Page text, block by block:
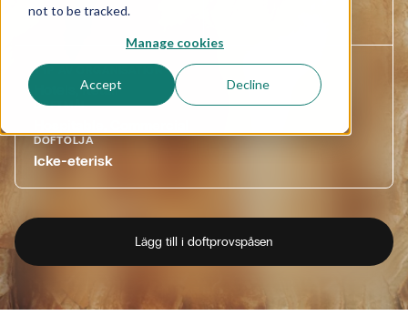
not to be tracked.
Manage cookies
Accept Decline
TYP AV ORGANISATION
Hotels, Retail
DOFTMÅL
DOFTOLJA
Icke-eterisk
Lägg till i doftprovspåsen